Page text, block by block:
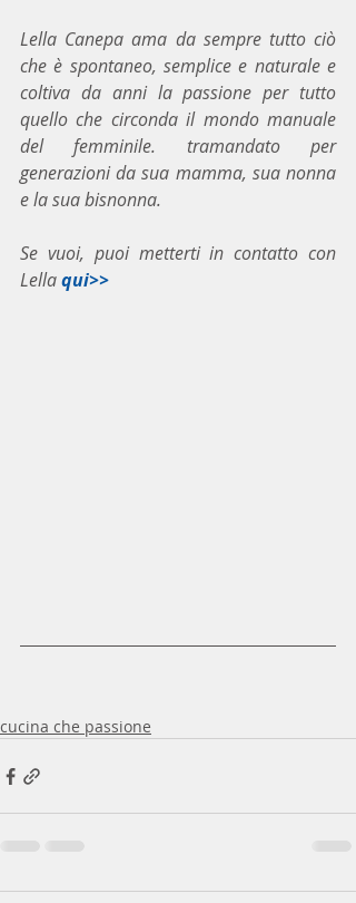
Lella Canepa ama da sempre tutto ciò
che è spontaneo, semplice e naturale e
coltiva da anni la passione per tutto
quello che circonda il mondo manuale
del femminile. tramandato per
generazioni da sua mamma, sua nonna
e la sua bisnonna.
Se vuoi, puoi metterti in contatto con
Lella qui>>
cucina che passione